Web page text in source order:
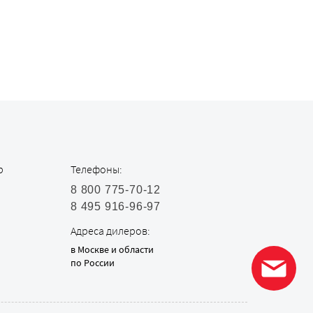
Телефоны:
8 800 775-70-12
8 495 916-96-97
Адреса дилеров:
в Москве и области
по России